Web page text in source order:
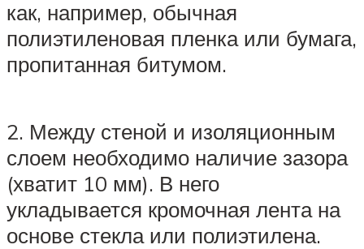
как, например, обычная
полиэтиленовая пленка или бумага,
пропитанная битумом.
2. Между стеной и изоляционным
слоем необходимо наличие зазора
(хватит 10 мм). В него
укладывается кромочная лента на
основе стекла или полиэтилена.